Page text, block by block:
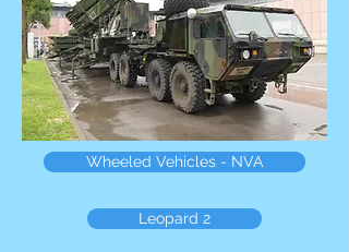
Wheeled Vehicles - NVA
Leopard 2